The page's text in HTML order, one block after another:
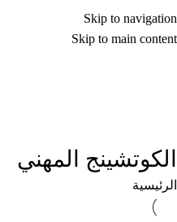
Skip to navigation
Skip to main content
الكوتشينج المهني
الرئيسية